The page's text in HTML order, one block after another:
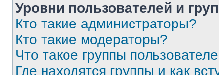
Уровни пользователей и
Кто такие администраторы?
Кто такие модераторы?
Что такое группы
Где находятся группы и как